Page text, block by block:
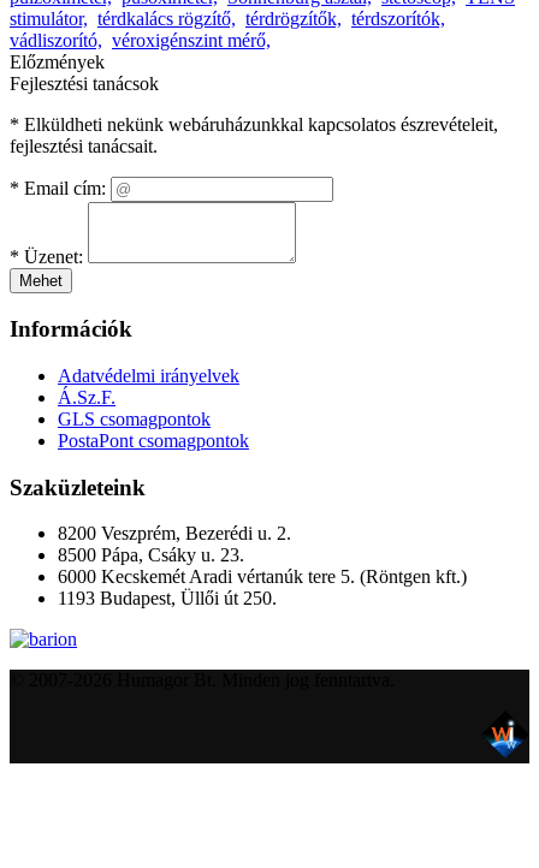
stimulátor, térdkalács rögzítő, térdrögzítők, térdszorítók,
vádliszorító, véroxigénszint mérő,
Előzmények
Fejlesztési tanácsok
* Elküldheti nekünk webáruházunkkal kapcsolatos észrevételeit,
fejlesztési tanácsait.
* Email cím:
* Üzenet:
Mehet
Információk
Adatvédelmi irányelvek
Á.Sz.F.
GLS csomagpontok
PostaPont csomagpontok
Szaküzleteink
8200 Veszprém, Bezerédi u. 2.
8500 Pápa, Csáky u. 23.
6000 Kecskemét Aradi vértanúk tere 5. (Röntgen kft.)
1193 Budapest, Üllői út 250.